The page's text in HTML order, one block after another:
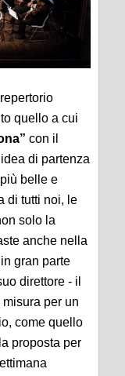
quello a cui
con il
di partenza
belle e
di tutti noi, le
solo la
anche nella
gran parte
direttore - il
per un
come quello
proposta per